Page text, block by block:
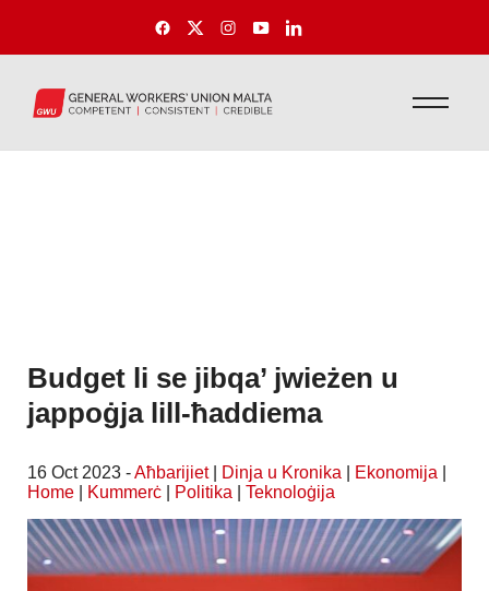
Budget li se jibqa’ jwieżen u
jappoġja lill-ħaddiema
16 Oct 2023 -Aħbarijiet| Dinja u Kronika Ekonomija
Home
Kummerċ Politika Teknoloġija